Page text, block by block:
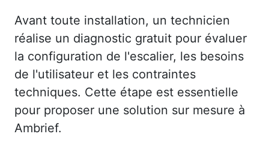
Avant toute installation, un technicien
réalise un diagnostic gratuit pour évaluer
la configuration de l'escalier, les besoins
de l'utilisateur et les contraintes
techniques. Cette étape est essentielle
pour proposer une solution sur mesure à
Ambrief.